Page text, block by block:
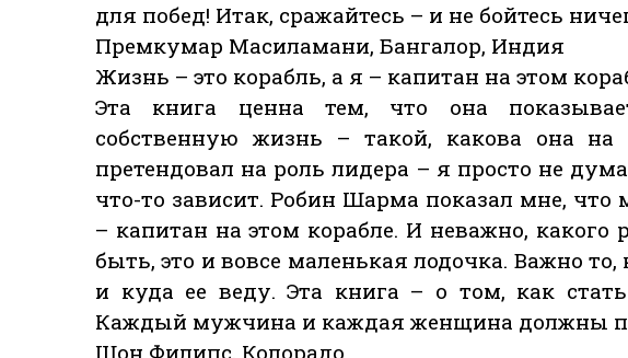
для побед! Итак, сражайтесь – и не бойтесь
Премкумар Масиламани, Бангалор, Индия
Жизнь – это корабль, а я – капитан на этом
Эта книга ценна тем, что она
собственную жизнь – такой, какова она
претендовал на роль лидера – я просто не
что-то зависит. Робин Шарма показал мне, что
– капитан на этом корабле. И неважно, какого
быть, это и вовсе маленькая лодочка. Важно
и куда ее веду. Эта книга – о том, как
Каждый мужчина и каждая женщина должны
Шон Филипс, Колорадо